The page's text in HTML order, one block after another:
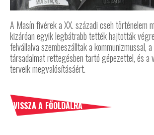
A Masín fivérek a XX. századi cseh történelem
kizáróan egyik legbátrabb tették hajtották
felvállalva szembeszálltak a kommunizmussal,
társadalmat rettegésben tartó gépezettel, és a
terveik megvalósításáért.
VISSZA A FŐOLDALRA